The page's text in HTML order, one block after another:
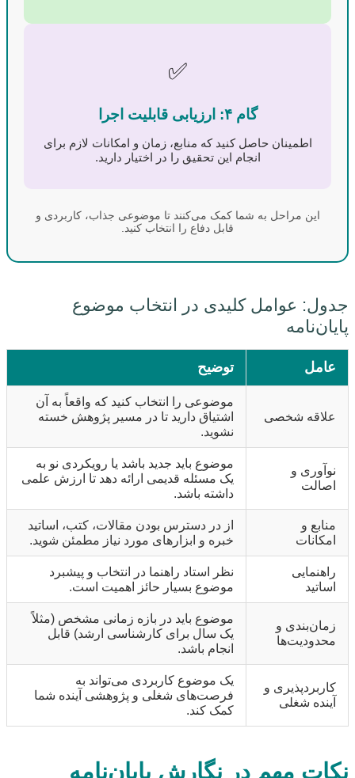
✅
گام ۴: ارزیابی قابلیت اجرا
اطمینان حاصل کنید که منابع، زمان و امکانات لازم برای
انجام این تحقیق را در اختیار دارید.
این مراحل به شما کمک می‌کنند تا موضوعی جذاب، کاربردی و
قابل دفاع را انتخاب کنید.
جدول: عوامل کلیدی در انتخاب موضوع
پایان‌نامه
عامل توضیح
علاقه شخصی
موضوعی را انتخاب کنید که واقعاً به آن
اشتیاق دارید تا در مسیر پژوهش خسته
نشوید.
نوآوری و
اصالت
موضوع باید جدید باشد یا رویکردی نو به
یک مسئله قدیمی ارائه دهد تا ارزش علمی
داشته باشد.
منابع و
امکانات
از در دسترس بودن مقالات، کتب، اساتید
خبره و ابزارهای مورد نیاز مطمئن شوید.
راهنمایی
اساتید
نظر استاد راهنما در انتخاب و پیشبرد
موضوع بسیار حائز اهمیت است.
زمان‌بندی و
محدودیت‌ها
موضوع باید در بازه زمانی مشخص (مثلاً
یک سال برای کارشناسی ارشد) قابل
انجام باشد.
کاربردپذیری و
آینده شغلی
یک موضوع کاربردی می‌تواند به
فرصت‌های شغلی و پژوهشی آینده شما
کمک کند.
نکات مهم در نگارش پایان‌نامه